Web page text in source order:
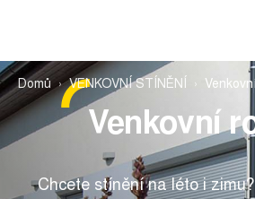
Domů VENKOVNÍ STÍNĚNÍ
Venkovní
Chcete stínění na léto i